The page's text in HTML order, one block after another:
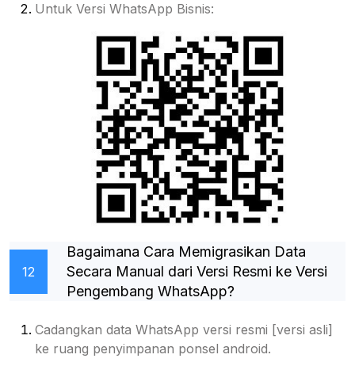
Untuk Versi WhatsApp Bisnis:
12
Bagaimana Cara Memigrasikan Data
Secara Manual dari Versi Resmi ke Versi
Pengembang WhatsApp?
Cadangkan data WhatsApp versi resmi [versi asli]
ke ruang penyimpanan ponsel android.